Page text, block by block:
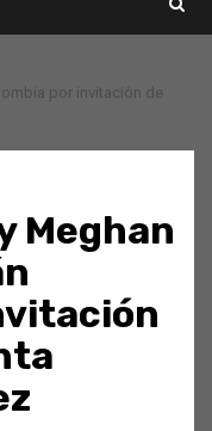
por invitación de
Meghan